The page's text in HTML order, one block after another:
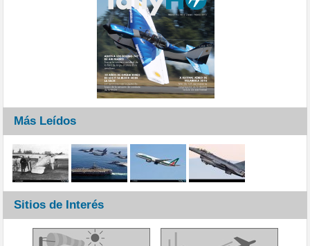
Más Leídos
Sitios de Interés